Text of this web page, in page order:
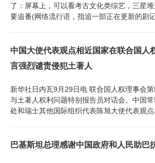
了：屏幕上，可以看考古文化类综艺，三星
要追番(网络流行语，指追一部正在更新的剧
中国大使代表观点相近国家在联合国人
言强烈谴责侵犯土著人
新华社日内瓦9月29日电 联合国人权理事会
与土著人权利问题特别报告员对话会。中国
处和瑞士其他国际组织代表陈旭大使代表观
巴基斯坦总理感谢中国政府和人民助巴